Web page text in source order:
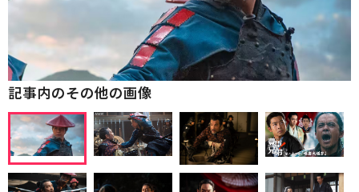
記事内のその他の画像